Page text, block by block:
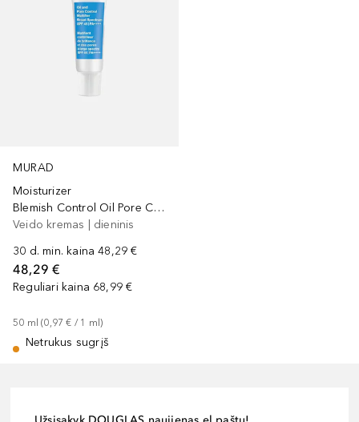
MURAD
Moisturizer
Blemish Control Oil Pore Control Mattifier SPF45
Veido kremas | dieninis
30 d. min. kaina 48,29 €
48,29 €
Reguliari kaina 68,99 €
50 ml (0,97 € / 1 ml)
Netrukus sugrįš